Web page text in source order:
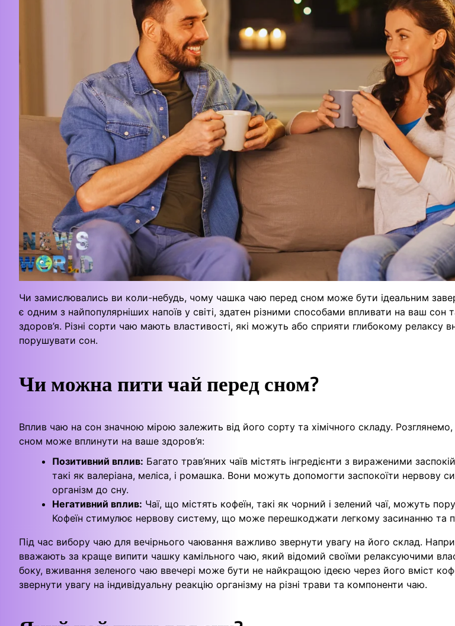
Чи замислювались ви коли-небудь, чому чашка чаю перед сном може бути ідеальним
є одним з найпопулярніших напоїв у світі, здатен різними способами впливати на ваш сон
здоров’я. Різні сорти чаю мають властивості, які можуть або сприяти глибокому релаксу
порушувати сон.
Чи можна пити чай перед сном?
Вплив чаю на сон значною мірою залежить від його сорту та хімічного складу.
сном може вплинути на ваше здоров’я:
Позитивний вплив: Багато трав’яних чаїв містять інгредієнти з вираженими
такі як валеріана, меліса, і ромашка. Вони можуть допомогти заспокоїти нервову
організм до сну.
Негативний вплив: Чаї, що містять кофеїн, такі як чорний і зелений чаї, можуть
Кофеїн стимулює нервову систему, що може перешкоджати легкому засинанню та
Під час вибору чаю для вечірнього чаювання важливо звернути увагу на його склад.
вважають за краще випити чашку камільного чаю, який відомий своїми релаксуючими
боку, вживання зеленого чаю ввечері може бути не найкращою ідеєю через його вміст
звернути увагу на індивідуальну реакцію організму на різні трави та компоненти чаю.